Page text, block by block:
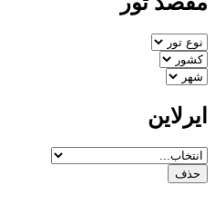
ایرلاین
حذف